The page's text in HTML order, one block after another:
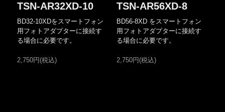
TSN-AR32XD-10
BD32-10XDをスマートフォン
用フォトアダプターに接続す
る場合に必要です。
2,750円(税込)
TSN-AR56XD-8
BD56-8XD をスマートフォン
用フォトアダプターに接続す
る場合に必要です。
2,750円(税込)